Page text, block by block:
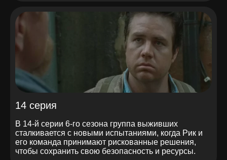
14 серия
В 14-й серии 6-го сезона группа выживших
сталкивается с новыми испытаниями, когда Рик и
его команда принимают рискованные решения,
чтобы сохранить свою безопасность и ресурсы.